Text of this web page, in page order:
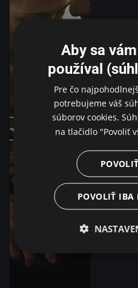
Aby sa
používal
Pre čo
potrebujeme váš
súborov cookies.
na tlačidlo "Povoliť
POVOLIŤ IBA